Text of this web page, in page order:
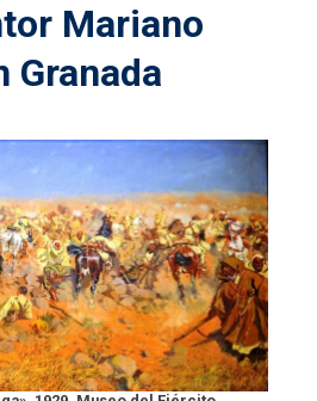
Mariano
Granada